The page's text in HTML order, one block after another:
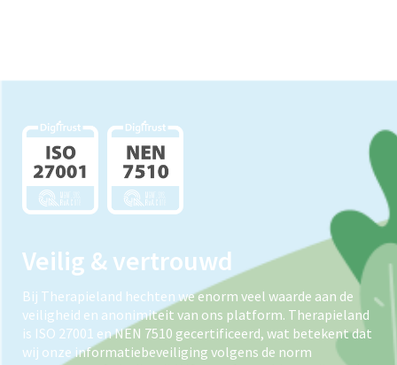
Veilig & vertrouwd
Bij Therapieland hechten we enorm veel waarde aan de
veiligheid en anonimiteit van ons platform. Therapieland
is ISO 27001 en NEN 7510 gecertificeerd, wat betekent dat
wij onze informatiebeveiliging volgens de norm